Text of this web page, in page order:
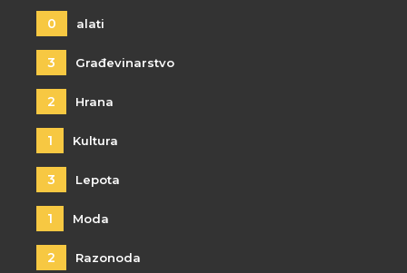
0 alati
3 Građevinarstvo
2 Hrana
1 Kultura
3 Lepota
1 Moda
2 Razonoda